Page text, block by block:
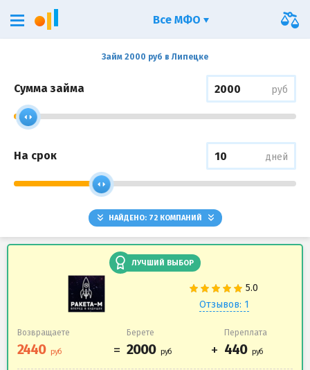
Займ 2000 руб в Липецке
Сумма займа руб
На срок дней
НАЙДЕНО: 72КОМПАНИЙ
ЛУЧШИЙ ВЫБОР
Отзывов: 1
Возвращаете Берете Переплата
Все МФО